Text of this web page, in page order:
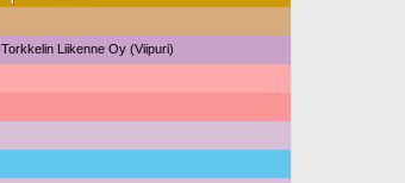
Torkkelin Liikenne Oy (Viipuri)